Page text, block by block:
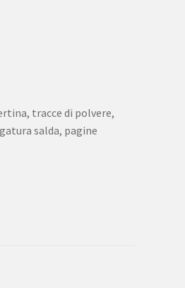
tracce di polvere,
salda, pagine